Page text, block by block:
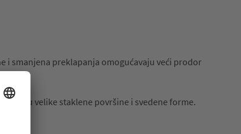
i smanjena preklapanja omogućavaju veći prodor
velike staklene površine i svedene forme.